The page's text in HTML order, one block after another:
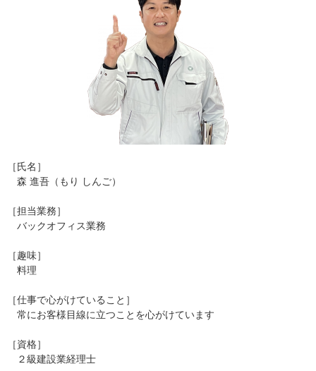
［氏名］
森 進吾（もり しんご）
［担当業務］
バックオフィス業務
［趣味］
料理
［仕事で心がけていること］
常にお客様目線に立つことを心がけています
［資格］
２級建設業経理士